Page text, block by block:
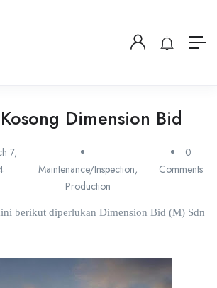
Dimension Bid
7,
Maintenance/Inspection,
Production
0
Comments
berikut diperlukan Dimension Bid (M) Sdn